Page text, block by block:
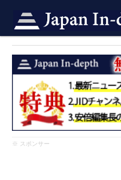
※ スポンサー